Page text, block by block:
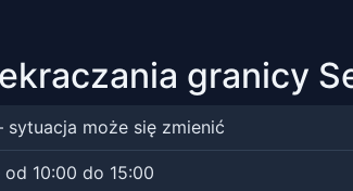
granicy
może się zmienić
10:00 do 15:00